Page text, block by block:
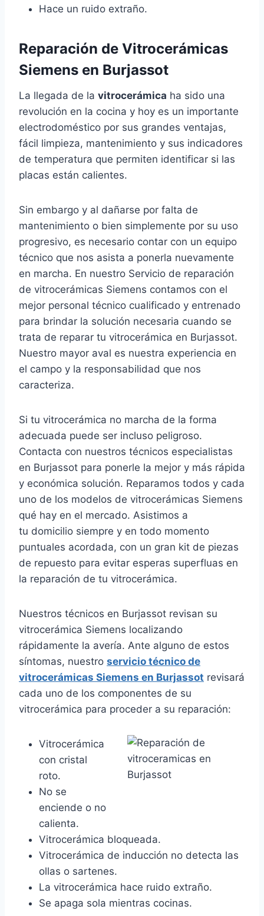
Hace un ruido extraño.
Reparación de Vitrocerámicas
Siemens en Burjassot
La llegada de la vitrocerámica ha sido una
revolución en la cocina y hoy es un importante
electrodoméstico por sus grandes ventajas,
fácil limpieza, mantenimiento y sus indicadores
de temperatura que permiten identificar si las
placas están calientes.
Sin embargo y al dañarse por falta de
mantenimiento o bien simplemente por su uso
progresivo, es necesario contar con un equipo
técnico que nos asista a ponerla nuevamente
en marcha. En nuestro Servicio de reparación
de vitrocerámicas Siemens contamos con el
mejor personal técnico cualificado y entrenado
para brindar la solución necesaria cuando se
trata de reparar tu vitrocerámica en Burjassot.
Nuestro mayor aval es nuestra experiencia en
el campo y la responsabilidad que nos
caracteriza.
Si tu vitrocerámica no marcha de la forma
adecuada puede ser incluso peligroso.
Contacta con nuestros técnicos especialistas
en Burjassot para ponerle la mejor y más rápida
y económica solución. Reparamos todos y cada
uno de los modelos de vitrocerámicas Siemens
qué hay en el mercado. Asistimos a
tu domicilio siempre y en todo momento
puntuales acordada, con un gran kit de piezas
de repuesto para evitar esperas superfluas en
la reparación de tu vitrocerámica.
Nuestros técnicos en Burjassot revisan su
vitrocerámica Siemens localizando
rápidamente la avería. Ante alguno de estos
síntomas, nuestro servicio técnico de
vitrocerámicas Siemens en Burjassot revisará
cada uno de los componentes de su
vitrocerámica para proceder a su reparación:
Vitrocerámica
con cristal
roto.
No se
enciende o no
calienta.
Vitrocerámica bloqueada.
Vitrocerámica de inducción no detecta las
ollas o sartenes.
La vitrocerámica hace ruido extraño.
Se apaga sola mientras cocinas.